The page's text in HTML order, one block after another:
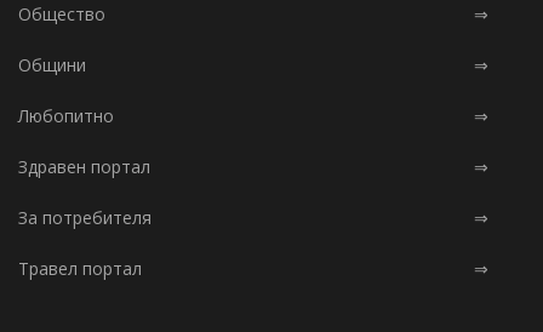
Общество ⇒
Общини ⇒
Любопитно ⇒
Здравен портал ⇒
За потребителя ⇒
Травел портал ⇒